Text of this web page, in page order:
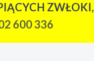
ZWŁOKI,
600 336